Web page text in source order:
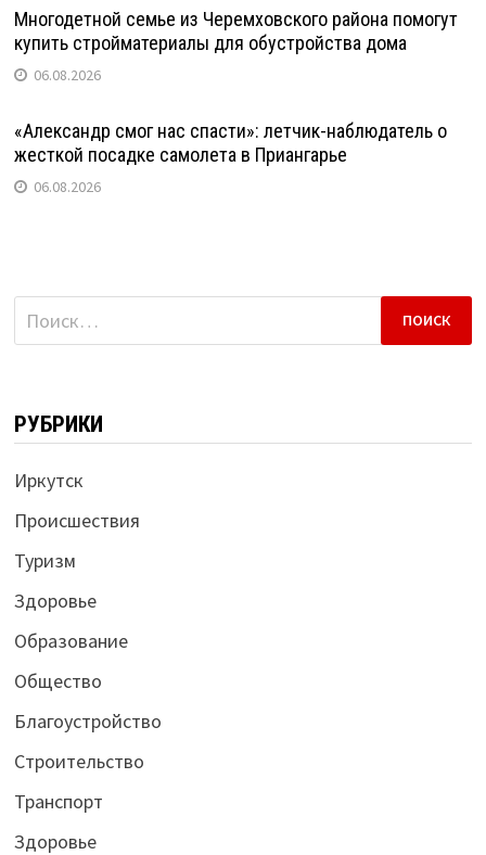
Многодетной семье из Черемховского района помогут
купить стройматериалы для обустройства дома
06.08.2026
«Александр смог нас спасти»: летчик-наблюдатель о
жесткой посадке самолета в Приангарье
06.08.2026
Найти:
РУБРИКИ
Иркутск
Происшествия
Туризм
Здоровье
Образование
Общество
Благоустройство
Строительство
Транспорт
Здоровье